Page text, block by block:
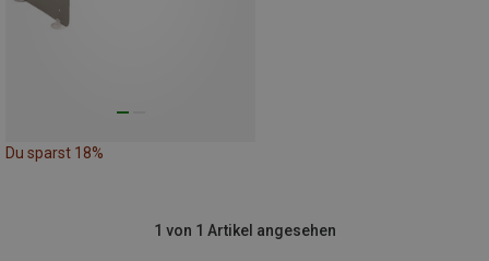
Du sparst 18%
1 von 1 Artikel angesehen